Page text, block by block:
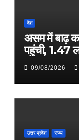
देश
असम में बाढ़
पहुंची, 1.47
09/08/2026
उत्तर प्रदेश राज्य